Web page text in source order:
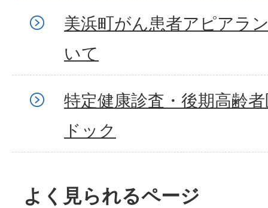
美浜町がん患者アピアラ
いて
特定健康診査・後期高齢
ドック
よく見られるページ